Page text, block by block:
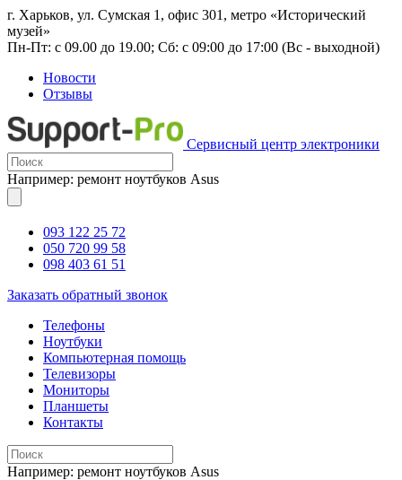
г. Харьков, ул. Сумская 1, офис 301, метро «Исторический
музей»
Пн-Пт: с 09.00 до 19.00; Сб: с 09:00 до 17:00 (Вс - выходной)
Новости
Отзывы
Сервисный центр электроники
Например: ремонт ноутбуков Asus
093 122 25 72
050 720 99 58
098 403 61 51
Заказать обратный звонок
Телефоны
Ноутбуки
Компьютерная помощь
Телевизоры
Мониторы
Планшеты
Контакты
Например: ремонт ноутбуков Asus